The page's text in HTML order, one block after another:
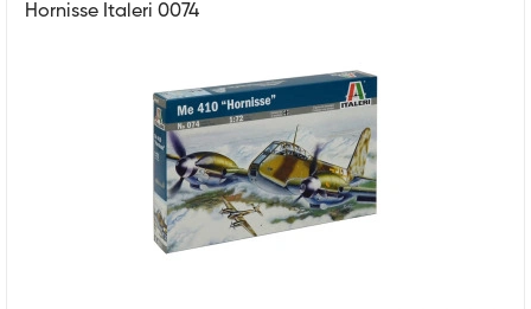
Hornisse Italeri 0074